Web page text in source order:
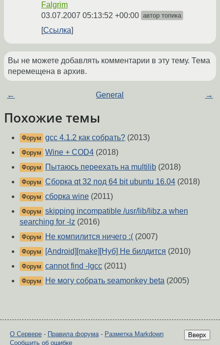
Falgrim
03.07.2007 05:13:52 +00:00 автор топика
Ссылка
Вы не можете добавлять комментарии в эту тему. Тема
перемещена в архив.
← General →
Похожие темы
Форум gcc 4.1.2 как собрать? (2013)
Форум Wine + COD4 (2018)
Форум Пытаюсь переехать на multilib (2018)
Форум Сборка qt 32 под 64 bit ubuntu 16.04 (2018)
Форум сборка wine (2011)
Форум skipping incompatible /usr/lib/libz.a when
searching for -lz (2016)
Форум Не компилится ничего :( (2007)
Форум [Android][make][Нуб] Не билдится (2010)
Форум cannot find -lgcc (2011)
Форум Не могу собрать seamonkey beta (2005)
Вверх
О Сервере - Правила форума- Разметка Markdown
Сообщить об ошибке